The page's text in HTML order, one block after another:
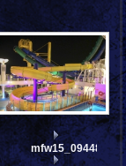
mfw15_094488